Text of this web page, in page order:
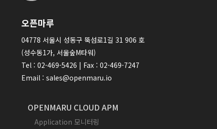
오픈마루
04778 서울시 성동구 뚝섬로1길 31 906 호
(성수동1가, 서울숲M타워)
Tel : 02-469-5426 | Fax : 02-469-7247
Email : sales@openmaru.io
OPENMARU CLOUD APM
Application 모니터링